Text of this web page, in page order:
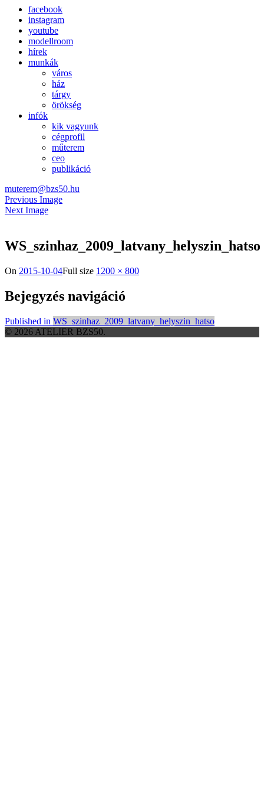
facebook
instagram
youtube
modellroom
hírek
munkák
város
ház
tárgy
örökség
infók
kik vagyunk
cégprofil
műterem
ceo
publikáció
muterem@bzs50.hu
Previous Image
Next Image
WS_szinhaz_2009_latvany_helyszin_hatso
On 2015-10-04Full size 1200 × 800
Bejegyzés navigáció
Published in WS_szinhaz_2009_latvany_helyszin_hatso
© 2026 ATELIER BZS50.